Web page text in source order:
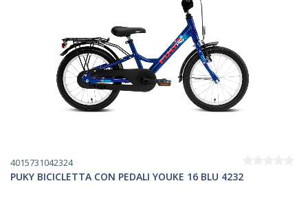
4015731042324
PUKY BICICLETTA CON PEDALI YOUKE 16 BLU 4232